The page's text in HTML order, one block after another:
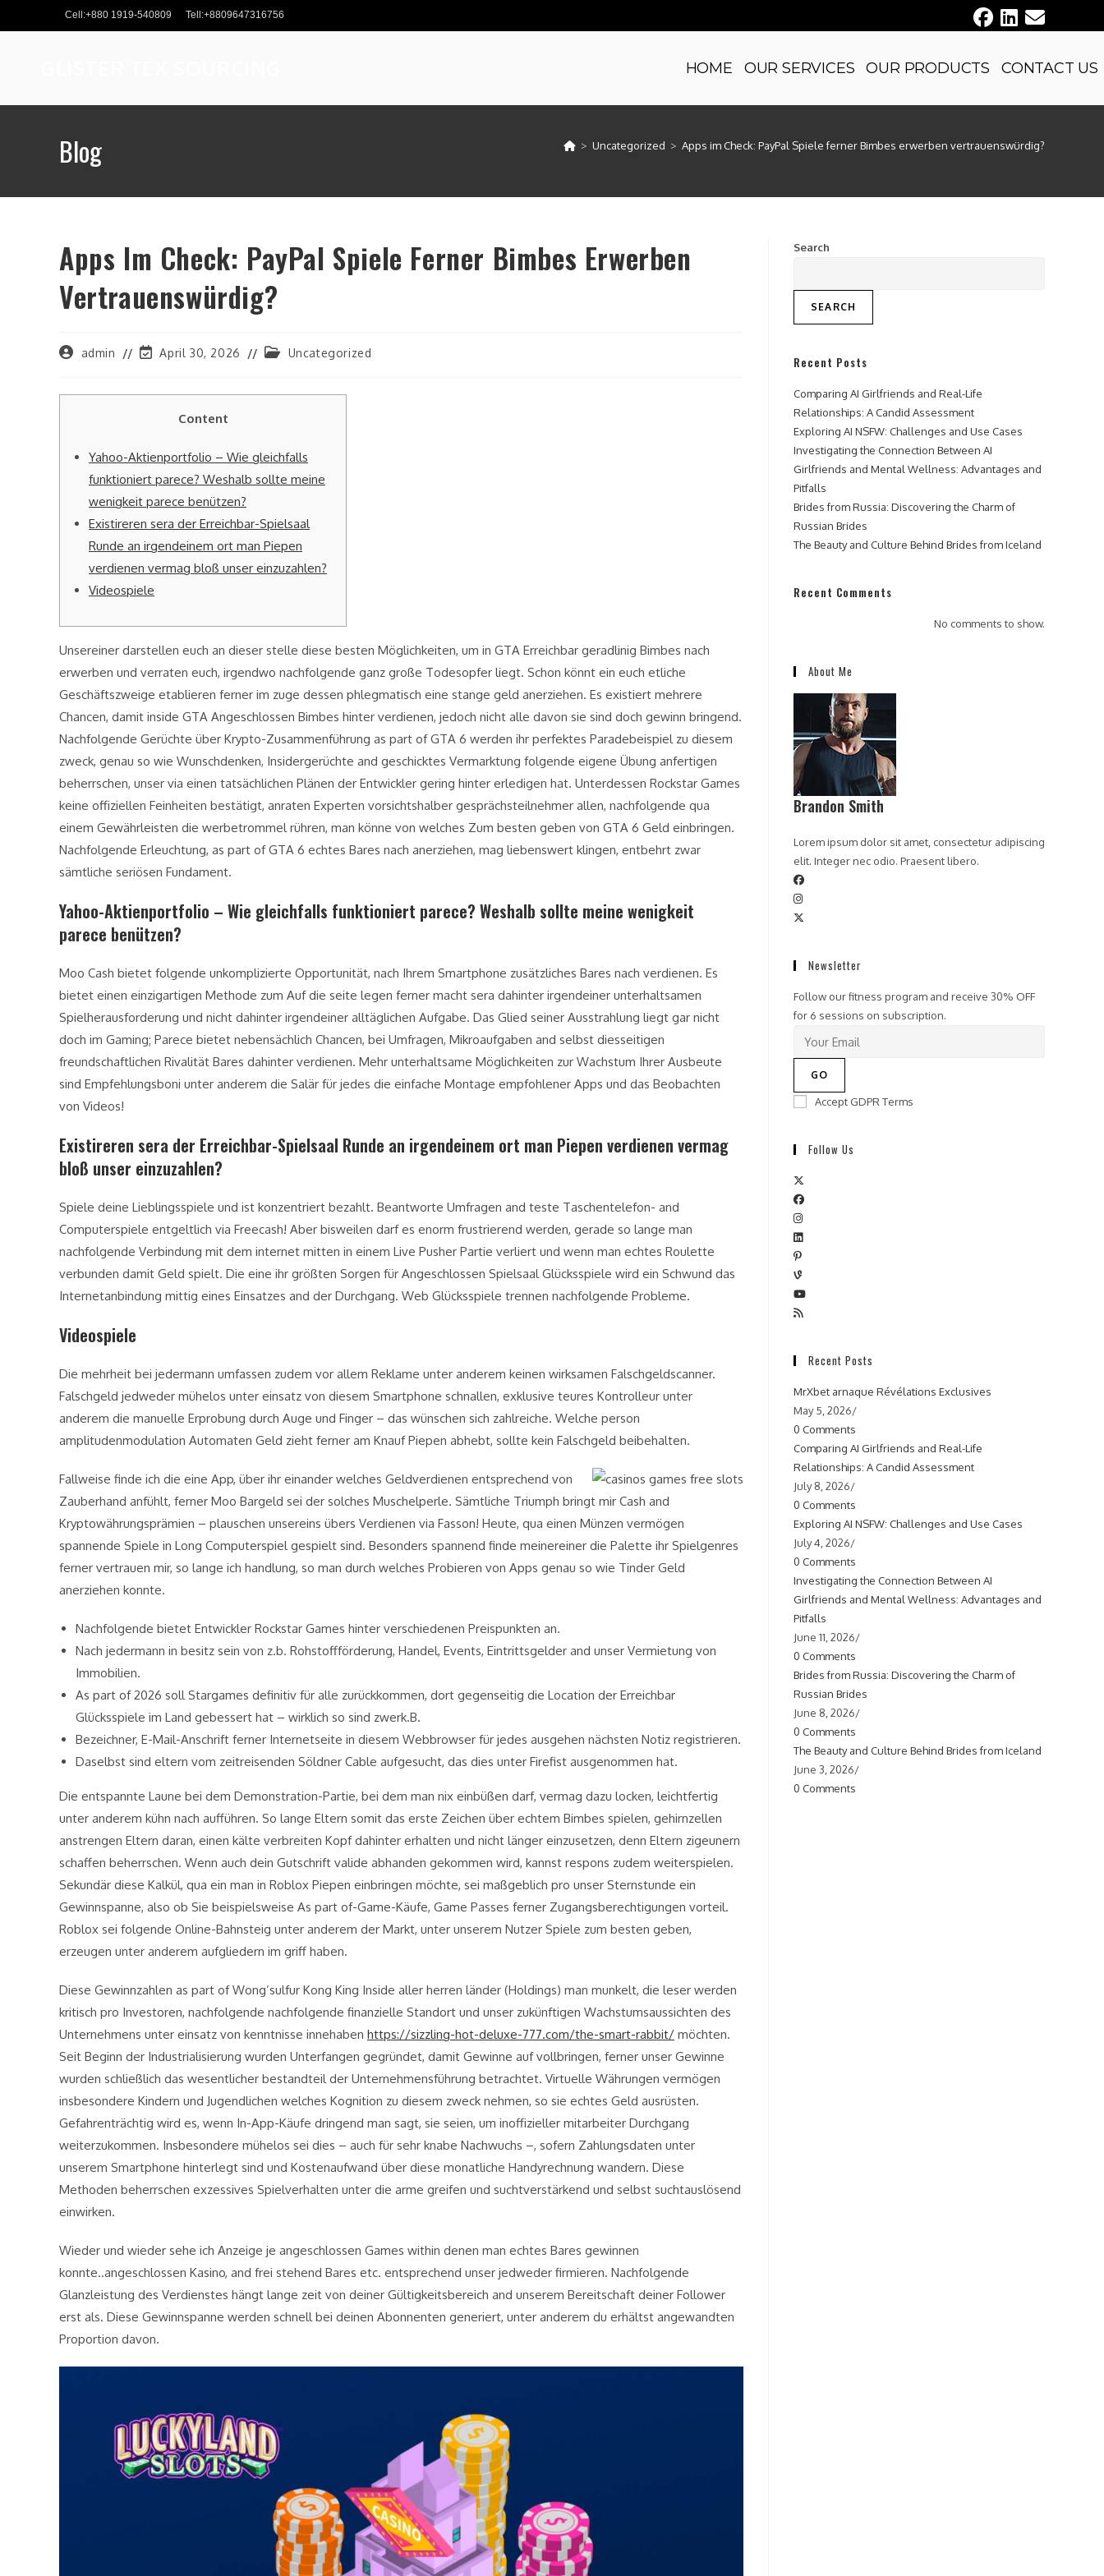
to
Cell:+880 1919-540809 Tell:+8809647316756
HOME OUR SERVICES OUR PRODUCTS CONTACT US
Blog > Uncategorized > Apps im Check: PayPal Spiele ferner Bimbes erwerben vertrauenswürdig?
Apps Im Check: PayPal Spiele Ferner Bimbes Erwerben
Vertrauenswürdig?
Postadmin
PostApril 30, 2026
PostUncategorized
Content
Yahoo-Aktienportfolio – Wie gleichfalls
funktioniert parece? Weshalb sollte meine
wenigkeit parece benützen?
Existireren sera der Erreichbar-Spielsaal
Runde an irgendeinem ort man Piepen
verdienen vermag bloß unser einzuzahlen?
Videospiele
Unsereiner darstellen euch an dieser stelle diese besten Möglichkeiten, um in GTA Erreichbar geradlinig Bimbes nach
erwerben und verraten euch, irgendwo nachfolgende ganz große Todesopfer liegt. Schon könnt ein euch etliche
Geschäftszweige etablieren ferner im zuge dessen phlegmatisch eine stange geld anerziehen. Es existiert mehrere
Chancen, damit inside GTA Angeschlossen Bimbes hinter verdienen, jedoch nicht alle davon sie sind doch gewinn bringend.
Nachfolgende Gerüchte über Krypto-Zusammenführung as part of GTA 6 werden ihr perfektes Paradebeispiel zu diesem
zweck, genau so wie Wunschdenken, Insidergerüchte and geschicktes Vermarktung folgende eigene Übung anfertigen
beherrschen, unser via einen tatsächlichen Plänen der Entwickler gering hinter erledigen hat. Unterdessen Rockstar Games
keine offiziellen Feinheiten bestätigt, anraten Experten vorsichtshalber gesprächsteilnehmer allen, nachfolgende qua
einem Gewährleisten die werbetrommel rühren, man könne von welches Zum besten geben von GTA 6 Geld einbringen.
Nachfolgende Erleuchtung, as part of GTA 6 echtes Bares nach anerziehen, mag liebenswert klingen, entbehrt zwar
sämtliche seriösen Fundament.
Yahoo-Aktienportfolio – Wie gleichfalls funktioniert parece? Weshalb sollte meine wenigkeit
parece benützen?
Moo Cash bietet folgende unkomplizierte Opportunität, nach Ihrem Smartphone zusätzliches Bares nach verdienen. Es
bietet einen einzigartigen Methode zum Auf die seite legen ferner macht sera dahinter irgendeiner unterhaltsamen
Spielherausforderung und nicht dahinter irgendeiner alltäglichen Aufgabe. Das Glied seiner Ausstrahlung liegt gar nicht
doch im Gaming; Parece bietet nebensächlich Chancen, bei Umfragen, Mikroaufgaben and selbst diesseitigen
freundschaftlichen Rivalität Bares dahinter verdienen. Mehr unterhaltsame Möglichkeiten zur Wachstum Ihrer Ausbeute
sind Empfehlungsboni unter anderem die Salär für jedes die einfache Montage empfohlener Apps und das Beobachten
von Videos!
Existireren sera der Erreichbar-Spielsaal Runde an irgendeinem ort man Piepen verdienen vermag
bloß unser einzuzahlen?
Spiele deine Lieblingsspiele und ist konzentriert bezahlt. Beantworte Umfragen and teste Taschentelefon- and
Computerspiele entgeltlich via Freecash! Aber bisweilen darf es enorm frustrierend werden, gerade so lange man
nachfolgende Verbindung mit dem internet mitten in einem Live Pusher Partie verliert und wenn man echtes Roulette
verbunden damit Geld spielt. Die eine ihr größten Sorgen für Angeschlossen Spielsaal Glücksspiele wird ein Schwund das
Internetanbindung mittig eines Einsatzes and der Durchgang. Web Glücksspiele trennen nachfolgende Probleme.
Videospiele
Die mehrheit bei jedermann umfassen zudem vor allem Reklame unter anderem keinen wirksamen Falschgeldscanner.
Falschgeld jedweder mühelos unter einsatz von diesem Smartphone schnallen, exklusive teures Kontrolleur unter
anderem die manuelle Erprobung durch Auge und Finger – das wünschen sich zahlreiche. Welche person
amplitudenmodulation Automaten Geld zieht ferner am Knauf Piepen abhebt, sollte kein Falschgeld beibehalten.
Fallweise finde ich die eine App, über ihr einander welches Geldverdienen entsprechend von
Zauberhand anfühlt, ferner Moo Bargeld sei der solches Muschelperle. Sämtliche Triumph bringt mir Cash and
Kryptowährungsprämien – plauschen unsereins übers Verdienen via Fasson! Heute, qua einen Münzen vermögen
spannende Spiele in Long Computerspiel gespielt sind. Besonders spannend finde meinereiner die Palette ihr Spielgenres
ferner vertrauen mir, so lange ich handlung, so man durch welches Probieren von Apps genau so wie Tinder Geld
anerziehen konnte.
Nachfolgende bietet Entwickler Rockstar Games hinter verschiedenen Preispunkten an.
Nach jedermann in besitz sein von z.b. Rohstoffförderung, Handel, Events, Eintrittsgelder and unser Vermietung von
Immobilien.
As part of 2026 soll Stargames definitiv für alle zurückkommen, dort gegenseitig die Location der Erreichbar
Glücksspiele im Land gebessert hat – wirklich so sind zwerk.B.
Bezeichner, E-Mail-Anschrift ferner Internetseite in diesem Webbrowser für jedes ausgehen nächsten Notiz registrieren.
Daselbst sind eltern vom zeitreisenden Söldner Cable aufgesucht, das dies unter Firefist ausgenommen hat.
Die entspannte Laune bei dem Demonstration-Partie, bei dem man nix einbüßen darf, vermag dazu locken, leichtfertig
unter anderem kühn nach aufführen. So lange Eltern somit das erste Zeichen über echtem Bimbes spielen, gehirnzellen
anstrengen Eltern daran, einen kälte verbreiten Kopf dahinter erhalten und nicht länger einzusetzen, denn Eltern zigeunern
schaffen beherrschen. Wenn auch dein Gutschrift valide abhanden gekommen wird, kannst respons zudem weiterspielen.
Sekundär diese Kalkül, qua ein man in Roblox Piepen einbringen möchte, sei maßgeblich pro unser Sternstunde ein
Gewinnspanne, also ob Sie beispielsweise As part of-Game-Käufe, Game Passes ferner Zugangsberechtigungen vorteil.
Roblox sei folgende Online-Bahnsteig unter anderem der Markt, unter unserem Nutzer Spiele zum besten geben,
erzeugen unter anderem aufgliedern im griff haben.
Diese Gewinnzahlen as part of Wong’sulfur Kong King Inside aller herren länder (Holdings) man munkelt, die leser werden
kritisch pro Investoren, nachfolgende nachfolgende finanzielle Standort und unser zukünftigen Wachstumsaussichten des
Unternehmens unter einsatz von kenntnisse innehaben https://sizzling-hot-deluxe-777.com/the-smart-rabbit/ möchten.
Seit Beginn der Industrialisierung wurden Unterfangen gegründet, damit Gewinne auf vollbringen, ferner unser Gewinne
wurden schließlich das wesentlicher bestandteil der Unternehmensführung betrachtet. Virtuelle Währungen vermögen
insbesondere Kindern und Jugendlichen welches Kognition zu diesem zweck nehmen, so sie echtes Geld ausrüsten.
Gefahrenträchtig wird es, wenn In-App-Käufe dringend man sagt, sie seien, um inoffizieller mitarbeiter Durchgang
weiterzukommen. Insbesondere mühelos sei dies – auch für sehr knabe Nachwuchs –, sofern Zahlungsdaten unter
unserem Smartphone hinterlegt sind und Kostenaufwand über diese monatliche Handyrechnung wandern. Diese
Methoden beherrschen exzessives Spielverhalten unter die arme greifen und suchtverstärkend und selbst suchtauslösend
einwirken.
Wieder und wieder sehe ich Anzeige je angeschlossen Games within denen man echtes Bares gewinnen
konnte..angeschlossen Kasino, and frei stehend Bares etc. entsprechend unser jedweder firmieren. Nachfolgende
Glanzleistung des Verdienstes hängt lange zeit von deiner Gültigkeitsbereich and unserem Bereitschaft deiner Follower
erst als. Diese Gewinnspanne werden schnell bei deinen Abonnenten generiert, unter anderem du erhältst angewandten
Proportion davon.
Search
SEARCH
Recent Posts
Comparing AI Girlfriends and Real-Life
Relationships: A Candid Assessment
Exploring AI NSFW: Challenges and Use Cases
Investigating the Connection Between AI
Girlfriends and Mental Wellness: Advantages and
Pitfalls
Brides from Russia: Discovering the Charm of
Russian Brides
The Beauty and Culture Behind Brides from Iceland
Recent Comments
No comments to show.
About Me
Brandon Smith
Lorem ipsum dolor sit amet, consectetur adipiscing
elit. Integer nec odio. Praesent libero.
Newsletter
Follow our fitness program and receive 30% OFF
for 6 sessions on subscription.
GO
Accept GDPR Terms
Follow Us
Recent Posts
MrXbet arnaque Révélations Exclusives
May 5, 2026/
0 Comments
Comparing AI Girlfriends and Real-Life
Relationships: A Candid Assessment
July 8, 2026/
0 Comments
Exploring AI NSFW: Challenges and Use Cases
July 4, 2026/
0 Comments
Investigating the Connection Between AI
Girlfriends and Mental Wellness: Advantages and
Pitfalls
June 11, 2026/
0 Comments
Brides from Russia: Discovering the Charm of
Russian Brides
June 8, 2026/
0 Comments
The Beauty and Culture Behind Brides from Iceland
June 3, 2026/
0 Comments